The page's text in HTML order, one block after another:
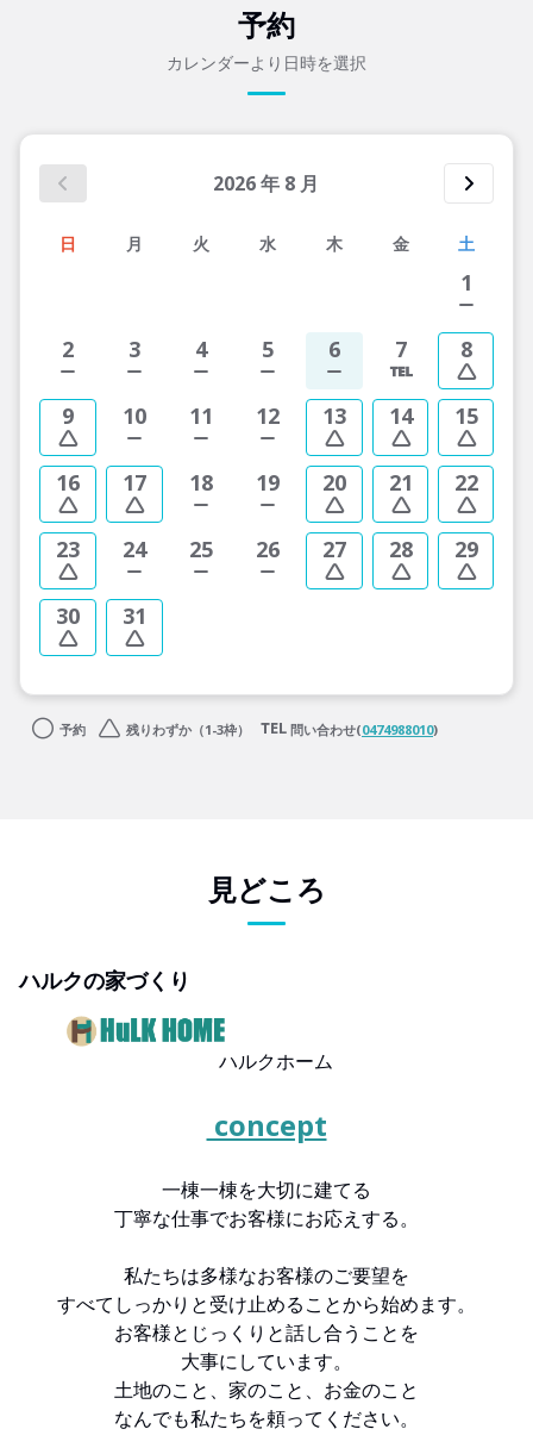
予約
カレンダーより日時を選択
2026年 8 月
日 月 火 水 木 金 土
1
2 3 4 5 6 7 8
9 10 11 12 13 14 15
16 17 18 19 20 21 22
23 24 25 26 27 28 29
30 31
予約 残りわずか（1-3枠） 問い合わせ(0474988010)
見どころ
ハルクの家づくり
ハルクホーム
concept
一棟一棟を大切に建てる
丁寧な仕事でお客様にお応えする。
私たちは多様なお客様のご要望を
すべてしっかりと受け止めることから始めます。
お客様とじっくりと話し合うことを
大事にしています。
土地のこと、家のこと、お金のこと
なんでも私たちを頼ってください。